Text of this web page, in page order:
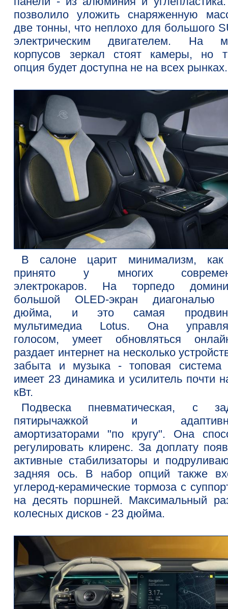
позволило уложить снаряженную
две тонны, что неплохо для большого
электрическим двигателем. На
корпусов зеркал стоят камеры, но
опция будет доступна не на всех рынках.
В салоне царит минимализм, как
принято у многих
электрокаров. На торпедо
большой OLED-экран диагональю
дюйма, и это самая
мультимедиа Lotus. Она
голосом, умеет обновляться
раздает интернет на несколько
забыта и музыка - топовая система
имеет 23 динамика и усилитель почти
кВт.
Подвеска пневматическая, с
пятирычажкой и
амортизаторами "по кругу". Она
регулировать клиренс. За доплату
активные стабилизаторы и
задняя ось. В набор опций также
углерод-керамические тормоза с
на десять поршней. Максимальный
колесных дисков - 23 дюйма.